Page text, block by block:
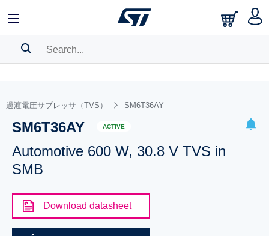
BOOKMARK
Pleaselog into show your saved searches.
過渡電圧サプレッサ（TVS） SM6T36AY
SM6T36AY ACTIVE
Automotive 600 W, 30.8 V TVS in
SMB
Download datasheet